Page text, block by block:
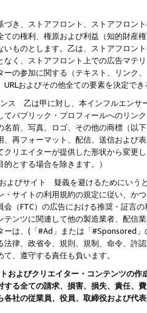
き、ストアフロント、ストアフロン
ての権利、権原および利益（知的財産
いものとします。乙は、ストアフロン
なく、ストアフロント上での広告マテ
ーの参加に関する（テキスト、リンク
URLおよびその他全ての要素を決定で
ス 乙は甲に対し、本インフルエンサ
てパブリック・プロフィールへのリン
名前、写真、ロゴ、その他の商標（以
、再フォーマット、配信、送信および
クリエイターが提供した形状から変更
とする場合を除きます。）
よびサイト 疑義を避けるためにいう
・サイトの利用規約の規定に従い、か
会（FTC）の広告における推奨・証言
テンツに関連して他の製造業者、配信
ーは、(「#Ad」または「#Sponsored
法律、政省令、規則、規制、命令、許
、遵守する責任も負います。
およびクリエイター・コンテンツの
する全ての請求、損害、損失、責任、
各社の従業員、役員、取締役および代